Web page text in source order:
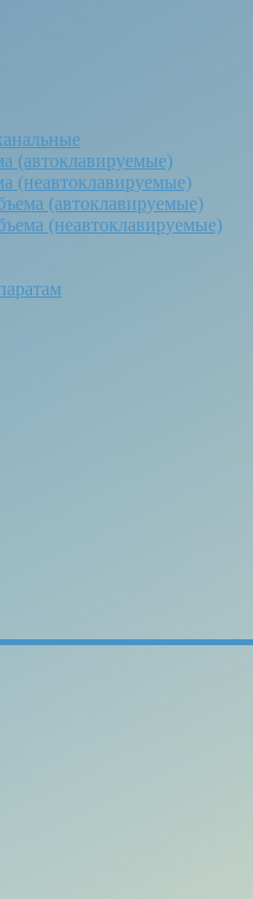
(автоклавируемые)
(неавтоклавируемые)
(автоклавируемые)
(неавтоклавируемые)